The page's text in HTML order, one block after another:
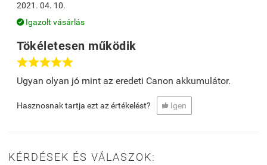
2021. 04. 10.
 Igazolt vásárlás
Tökéletesen működik

Ugyan olyan jó mint az eredeti Canon akkumulátor.
Hasznosnak tartja ezt az értékelést?  Igen
KÉRDÉSEK ÉS VÁLASZOK: